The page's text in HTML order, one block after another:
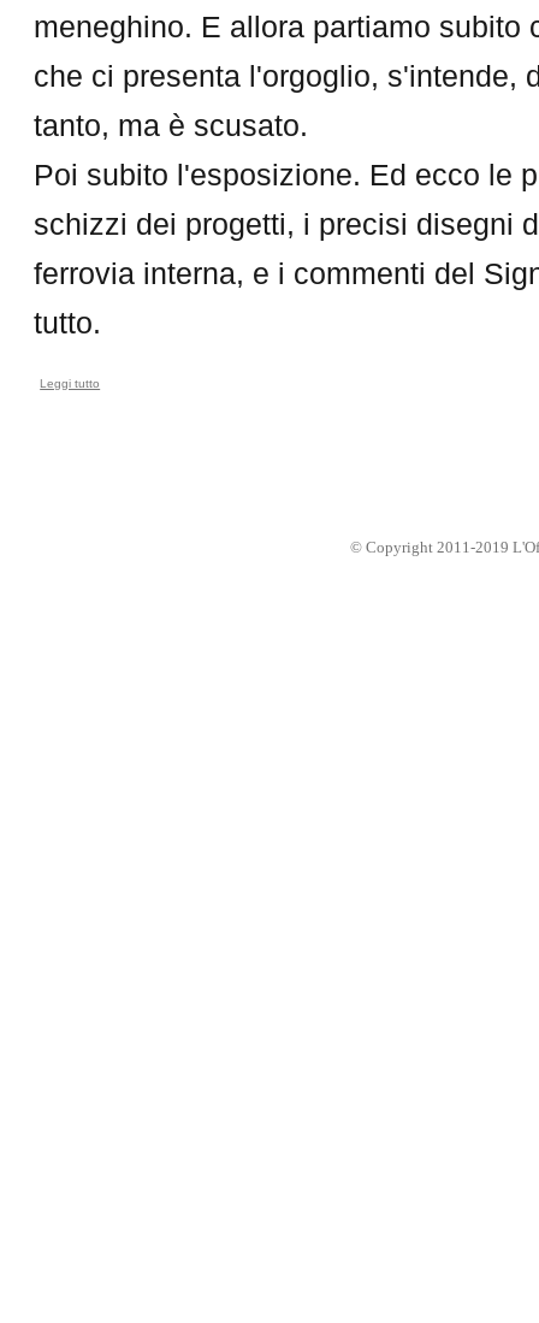
meneghino. E allora partiamo subito
che ci presenta l'orgoglio, s'intende,
tanto, ma è scusato.
Poi subito l'esposizione. Ed ecco le
schizzi dei progetti, i precisi disegni
ferrovia interna, e i commenti del
tutto.
Leggi tutto
© Copyright 2011-2019